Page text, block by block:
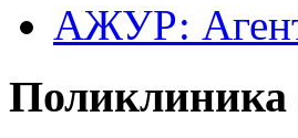
АЖУР:
Поликлиника